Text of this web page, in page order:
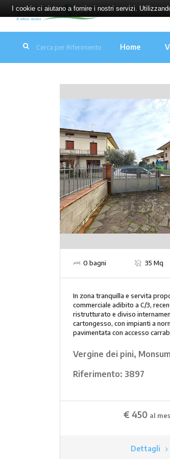
Home
0 bagni 35 Mq
In zona tranquilla e servita
commerciale adibito a C/3,
ristrutturato e diviso
cartongesso, con impianti a
pavimentata con accesso
Vergine dei pini,
Riferimento: 3897
€ 450 al
Dettagli
I cookie ci aiutano a fornire i nostri servizi.